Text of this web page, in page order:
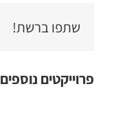
שתפו ברשת!
פרוייקטים נוספים